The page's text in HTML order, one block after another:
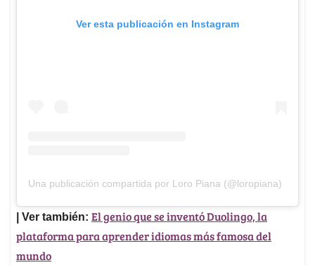
Ver esta publicación en Instagram
Una publicación compartida por Loro Piana (@loropiana)
| Ver también: El genio que se inventó Duolingo, la
plataforma para aprender idiomas más famosa del
mundo